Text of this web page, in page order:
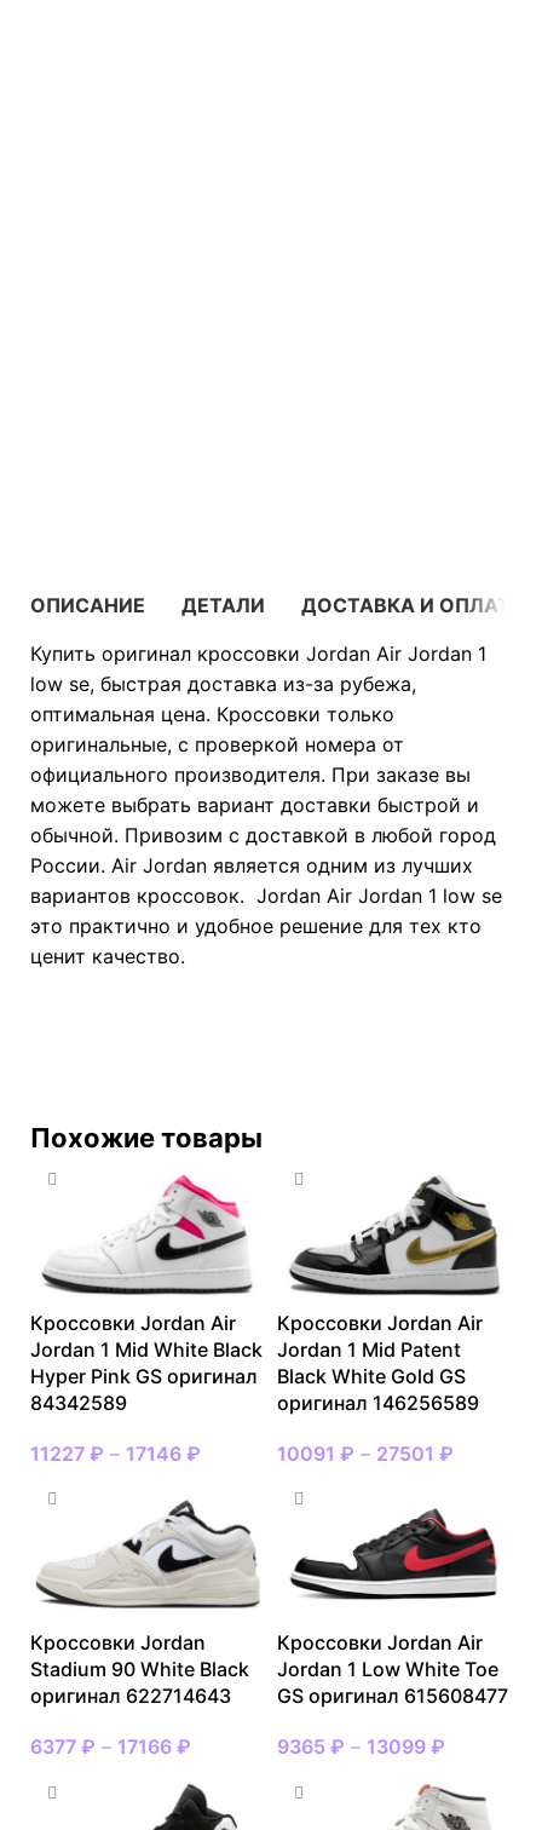
ОПИСАНИЕ ДЕТАЛИ
ДОСТАВКА И ОПЛАТА
Купить оригинал кроссовки Jordan Air Jordan 1
low se, быстрая доставка из-за рубежа,
оптимальная цена. Кроссовки только
оригинальные, с проверкой номера от
официального производителя. При заказе вы
можете выбрать вариант доставки быстрой и
обычной. Привозим с доставкой в любой город
России. Air Jordan является одним из лучших
вариантов кроссовок. Jordan Air Jordan 1 low se
это практично и удобное решение для тех кто
ценит качество.
Похожие товары
Кроссовки Jordan Air
Jordan 1 Mid White Black
Hyper Pink GS оригинал
84342589
11227 ₽ – 17146 ₽
Кроссовки Jordan Air
Jordan 1 Mid Patent
Black White Gold GS
оригинал 146256589
10091 ₽ – 27501 ₽
Кроссовки Jordan
Stadium 90 White Black
оригинал 622714643
6377 ₽ – 17166 ₽
Кроссовки Jordan Air
Jordan 1 Low White Toe
GS оригинал 615608477
9365 ₽ – 13099 ₽